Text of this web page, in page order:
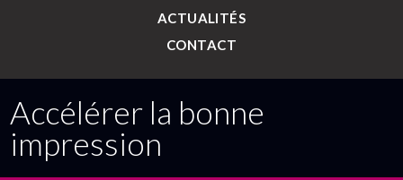
ACTUALITÉS
CONTACT
Accélérer la bonne
impression